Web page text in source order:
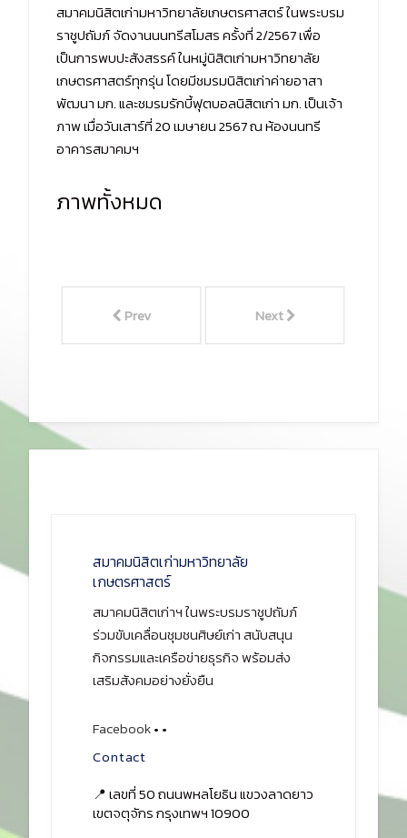
สมาคมนิสิตเก่ามหาวิทยาลัยเกษตรศาสตร์ ในพระบรม
ราชูปถัมภ์ จัดงานนนทรีสโมสร ครั้งที่ 2/2567 เพื่อ
เป็นการพบปะสังสรรค์ ในหมู่นิสิตเก่ามหาวิทยาลัย
เกษตรศาสตร์ทุกรุ่น โดยมีชมรมนิสิตเก่าค่ายอาสา
พัฒนา มก. และชมรมรักบี้ฟุตบอลนิสิตเก่า มก. เป็นเจ้า
ภาพ เมื่อวันเสาร์ที่ 20 เมษายน 2567 ณ ห้องนนทรี
อาคารสมาคมฯ
ภาพทั้งหมด
Prev Next
สมาคมนิสิตเก่ามหาวิทยาลัย
เกษตรศาสตร์
สมาคมนิสิตเก่าฯ ในพระบรมราชูปถัมภ์
ร่วมขับเคลื่อนชุมชนศิษย์เก่า สนับสนุน
กิจกรรมและเครือข่ายธุรกิจ พร้อมส่ง
เสริมสังคมอย่างยั่งยืน
Facebook• •
Contact
📍 เลขที่ 50 ถนนพหลโยธิน แขวงลาดยาว
เขตจตุจักร กรุงเทพฯ 10900